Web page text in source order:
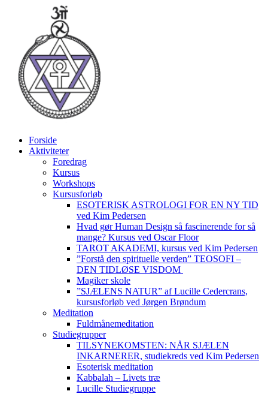
Forside
Aktiviteter
Foredrag
Kursus
Workshops
Kursusforløb
ESOTERISK ASTROLOGI FOR EN NY TID
ved Kim Pedersen
Hvad gør Human Design så fascinerende for så
mange? Kursus ved Oscar Floor
TAROT AKADEMI, kursus ved Kim Pedersen
”Forstå den spirituelle verden” TEOSOFI –
DEN TIDLØSE VISDOM
Magiker skole
”SJÆLENS NATUR” af Lucille Cedercrans,
kursusforløb ved Jørgen Brøndum
Meditation
Fuldmånemeditation
Studiegrupper
TILSYNEKOMSTEN: NÅR SJÆLEN
INKARNERER, studiekreds ved Kim Pedersen
Esoterisk meditation
Kabbalah – Livets træ
Lucille Studiegruppe